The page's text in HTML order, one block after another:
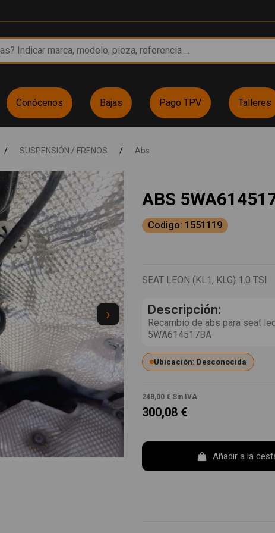
Conócenos Bajas Pago TPV Talleres
/ SUSPENSIÓN / FRENOS / Abs
›
ABS
Codigo: 1551119
SEAT LEON (KL1, KLG) 1.0 TSI
Descripción:
Recambio de abs para seat
5WA614517BA
Ubicación: Desconocida
248,00 € Sin IVA
300,08 €
Añadir a la